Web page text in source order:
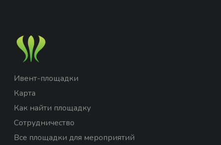
Ивент-площадки
Карта
Как найти площадку
Сотрудничество
Все площадки для мероприятий